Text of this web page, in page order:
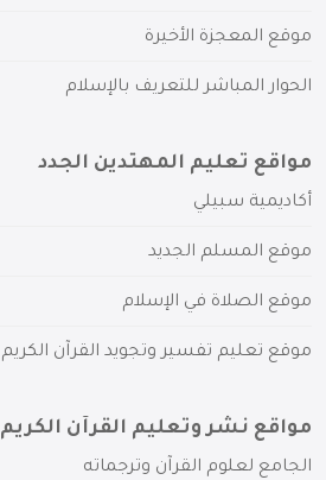
موقع المعجزة الأخيرة
الحوار المباشر للتعريف بالإسلام
مواقع تعليم المهتدين الجدد
أكاديمية سبيلي
موقع المسلم الجديد
موقع الصلاة في الإسلام
موقع تعليم تفسير وتجويد القرآن الكريم
مواقع نشر وتعليم القرآن الكريم
الجامع لعلوم القرآن وترجماته